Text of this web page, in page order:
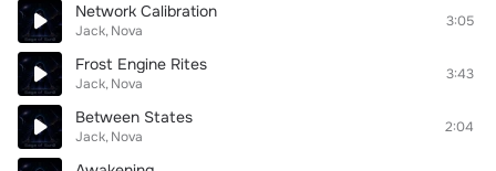
Network Calibration
Jack Nova
3:05
Frost Engine Rites
Jack Nova
3:43
Between States
Jack Nova
2:04